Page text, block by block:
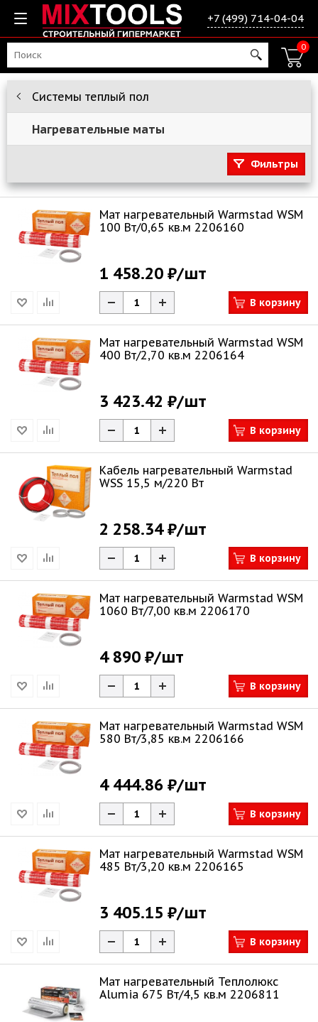
+7 (499) 714-04-04
0
Системы теплый пол
Нагревательные маты
Фильтры
Мат нагревательный Warmstad WSM
100 Вт/0,65 кв.м 2206160
1 458.20 ₽/шт
В корзину
Мат нагревательный Warmstad WSM
400 Вт/2,70 кв.м 2206164
3 423.42 ₽/шт
В корзину
Кабель нагревательный Warmstad
WSS 15,5 м/220 Вт
2 258.34 ₽/шт
В корзину
Мат нагревательный Warmstad WSM
1060 Вт/7,00 кв.м 2206170
4 890 ₽/шт
В корзину
Мат нагревательный Warmstad WSM
580 Вт/3,85 кв.м 2206166
4 444.86 ₽/шт
В корзину
Мат нагревательный Warmstad WSM
485 Вт/3,20 кв.м 2206165
3 405.15 ₽/шт
В корзину
Мат нагревательный Теплолюкс
Alumia 675 Вт/4,5 кв.м 2206811